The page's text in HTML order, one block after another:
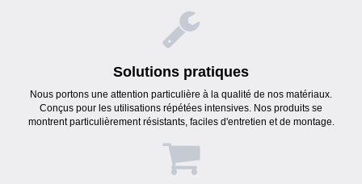
Solutions pratiques
Nous portons une attention particulière à la qualité de nos matériaux.
Conçus pour les utilisations répétées intensives. Nos produits se
montrent particulièrement résistants, faciles d'entretien et de montage.